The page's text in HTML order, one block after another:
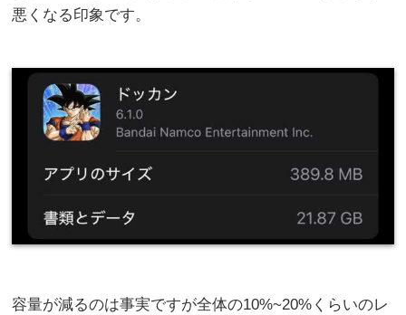
悪くなる印象です。
容量が減るのは事実ですが全体の10%~20%くらいのレ